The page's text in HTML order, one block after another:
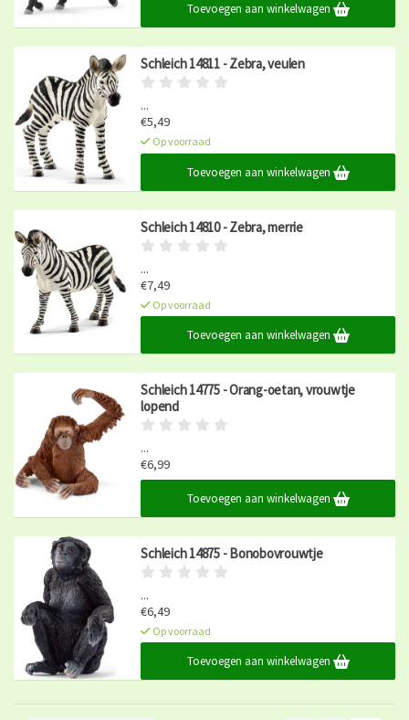
Toevoegen aan winkelwagen
Schleich 14811 - Zebra, veulen
...
€5,49
Op voorraad
Toevoegen aan winkelwagen
Schleich 14810 - Zebra, merrie
...
€7,49
Op voorraad
Toevoegen aan winkelwagen
Schleich 14775 - Orang-oetan, vrouwtje
lopend
...
€6,99
Op voorraad
Toevoegen aan winkelwagen
Schleich 14875 - Bonobovrouwtje
...
€6,49
Op voorraad
Toevoegen aan winkelwagen